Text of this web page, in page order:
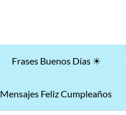
Frases Buenos Días ☀
Mensajes Feliz Cumpleaños